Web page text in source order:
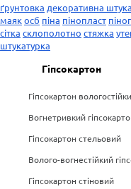
ґрунтовка декоративна
маякосб піна пінопласт
сітка склополотно стяжка
штукатурка
Гіпсокартон
Гіпсокартон
Вогнетривкий
Гіпсокартон стельовий
Волого-вогнестійкий
Гіпсокартон стіновий